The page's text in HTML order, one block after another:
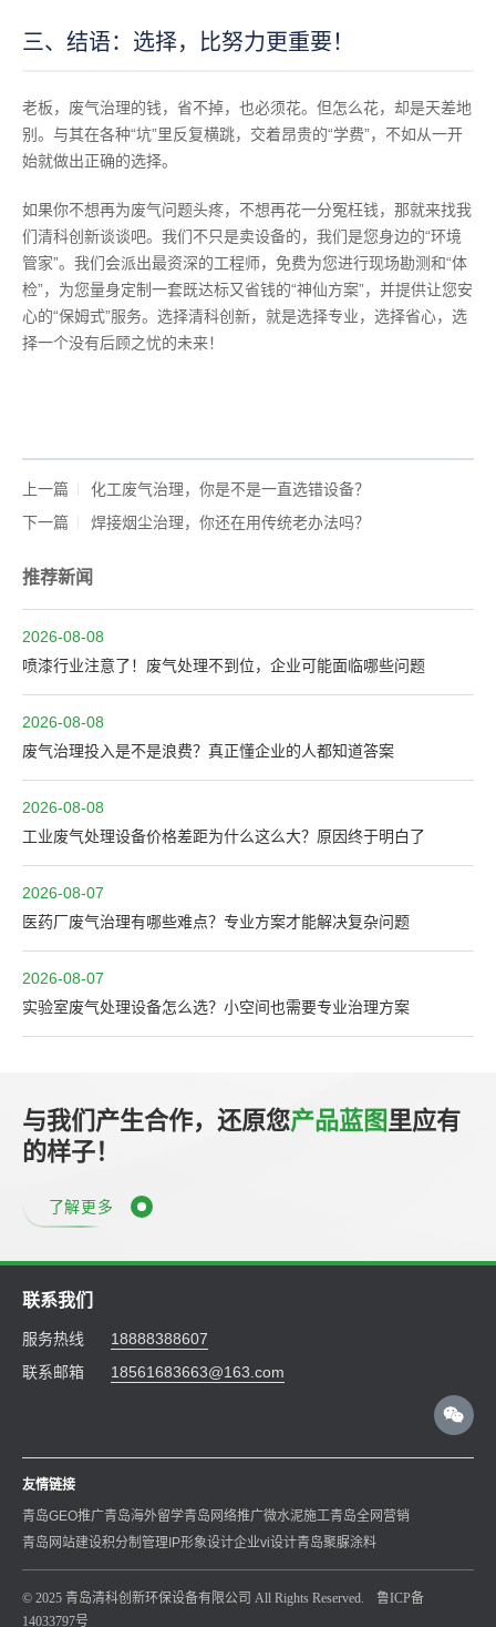
三、结语：选择，比努力更重要！
老板，废气治理的钱，省不掉，也必须花。但怎么花，却是天差地
别。与其在各种“坑”里反复横跳，交着昂贵的“学费”，不如从一开
始就做出正确的选择。
如果你不想再为废气问题头疼，不想再花一分冤枉钱，那就来找我
们清科创新谈谈吧。我们不只是卖设备的，我们是您身边的“环境
管家”。我们会派出最资深的工程师，免费为您进行现场勘测和“体
检”，为您量身定制一套既达标又省钱的“神仙方案”，并提供让您安
心的“保姆式”服务。选择清科创新，就是选择专业，选择省心，选
择一个没有后顾之忧的未来！
上一篇
化工废气治理，你是不是一直选错设备？
下一篇
焊接烟尘治理，你还在用传统老办法吗？
推荐新闻
2026-08-08
喷漆行业注意了！废气处理不到位，企业可能面临哪些问题
2026-08-08
废气治理投入是不是浪费？真正懂企业的人都知道答案
2026-08-08
工业废气处理设备价格差距为什么这么大？原因终于明白了
2026-08-07
医药厂废气治理有哪些难点？专业方案才能解决复杂问题
2026-08-07
实验室废气处理设备怎么选？小空间也需要专业治理方案
与我们产生合作，还原您产品蓝图里应有
的样子！
了解更多
联系我们
服务热线
18888388607
联系邮箱
18561683663@163.com
友情链接
青岛GEO推广青岛海外留学青岛网络推广微水泥施工青岛全网营销
青岛网站建设积分制管理 IP形象设计企业vi设计青岛聚脲涂料
© 2025 青岛清科创新环保设备有限公司 All Rights Reserved.
鲁ICP备
14033797号